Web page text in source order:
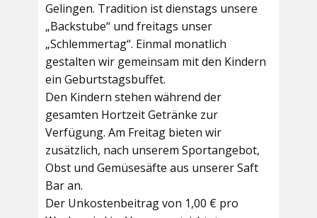
Gelingen. Tradition ist dienstags unsere
„Backstube“ und freitags unser
„Schlemmertag“. Einmal monatlich
gestalten wir gemeinsam mit den Kindern
ein Geburtstagsbuffet.
Den Kindern stehen während der
gesamten Hortzeit Getränke zur
Verfügung. Am Freitag bieten wir
zusätzlich, nach unserem Sportangebot,
Obst und Gemüsesäfte aus unserer Saft
Bar an.
Der Unkostenbeitrag von 1,00 € pro